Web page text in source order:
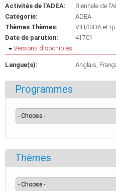
Activités de l'ADEA:
Biennale de
Catégorie:
ADEA
Thèmes Thèmes:
VIH/SIDA et
Date de parution:
41701
Masquer
Versions disponibles
Langue(s): Anglais
Programmes
Thèmes